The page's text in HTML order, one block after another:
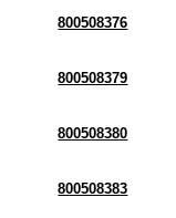
800508376
800508379
800508380
800508383